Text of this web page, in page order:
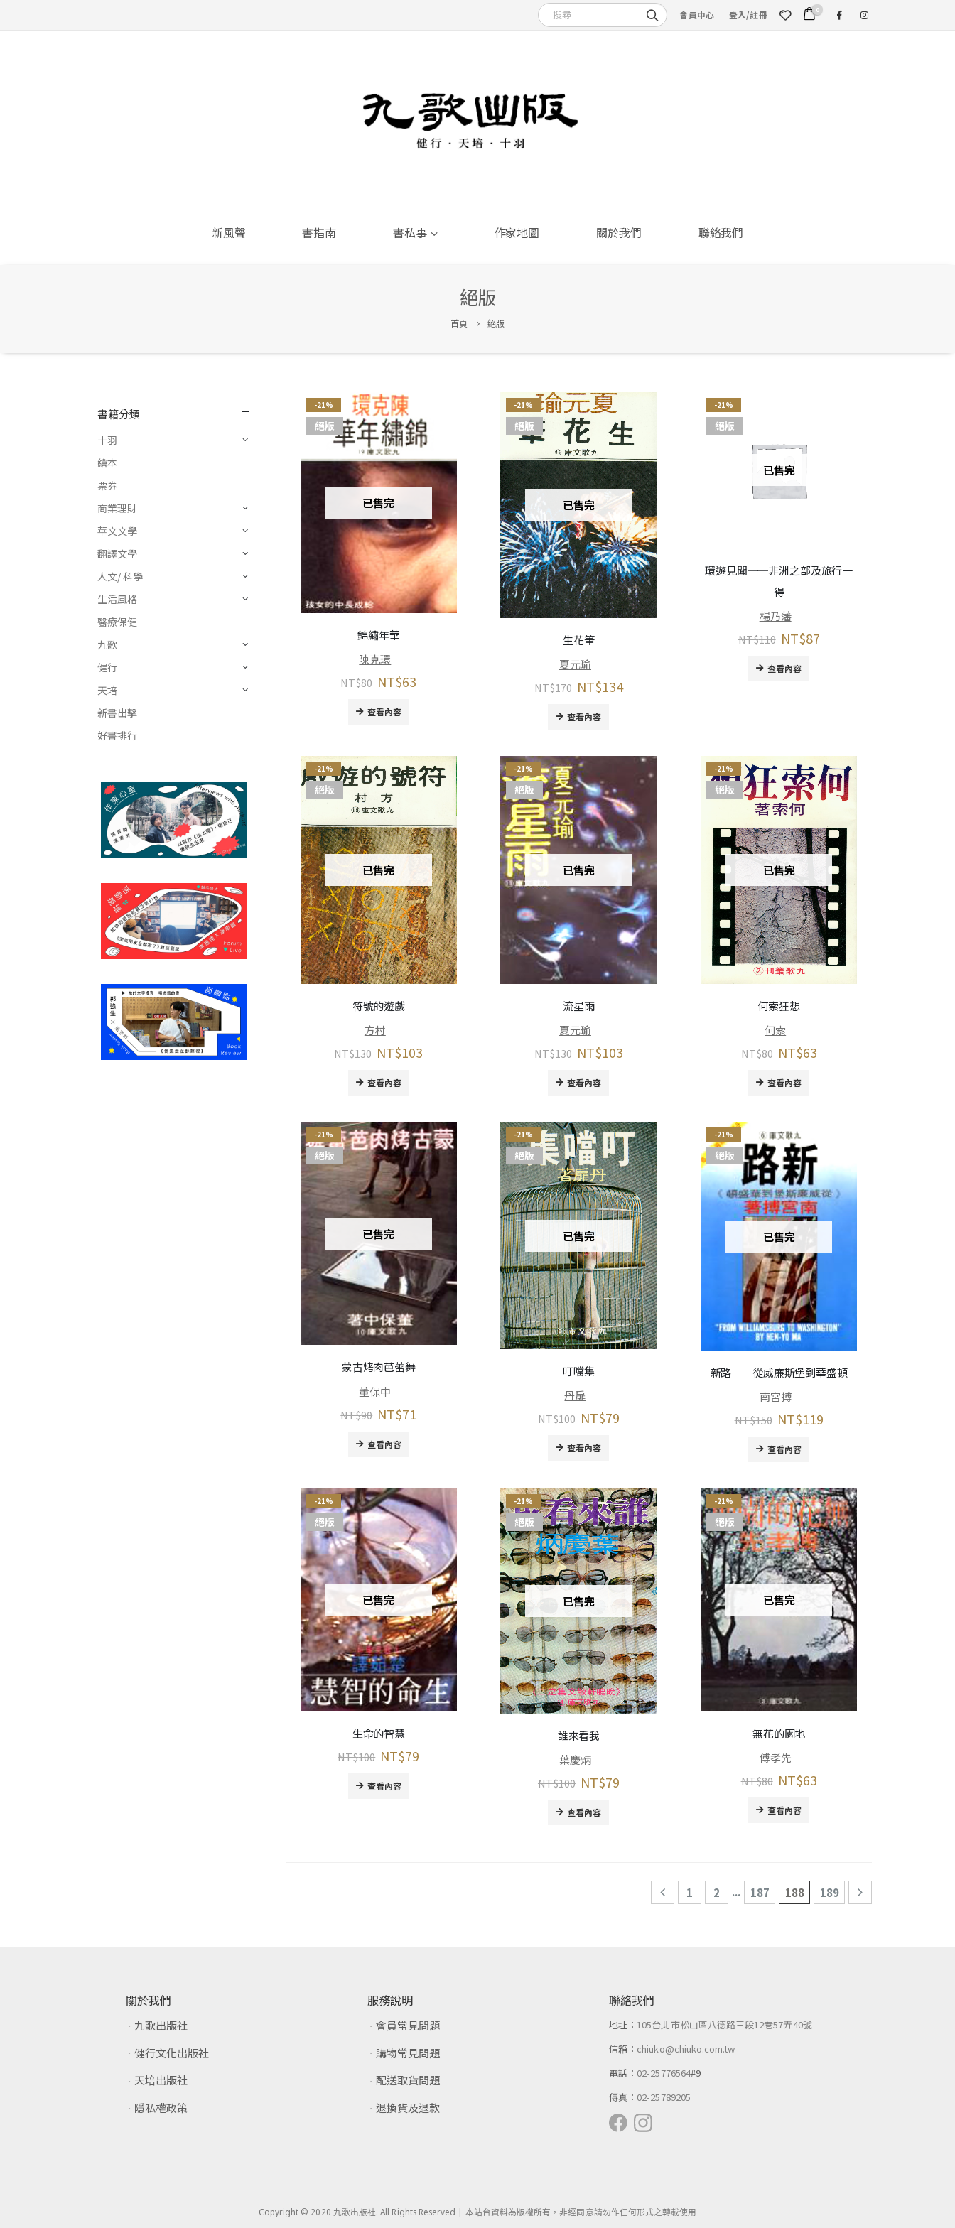
會員中心 登入/註冊 0
新風聲 書指南 書私事 作家地圖 關於我們 聯絡我們
絕版
首頁 絕版
-21%
已售完
絕版
錦繡年華
陳克環
NT$80 NT$63
查看內容
-21%
已售完
絕版
生花筆
夏元瑜
NT$170 NT$134
查看內容
-21%
已售完
絕版
環遊見聞──非洲之部及旅行一
得
楊乃藩
NT$110 NT$87
查看內容
-21%
已售完
絕版
符號的遊戲
方村
NT$130 NT$103
查看內容
-21%
已售完
絕版
流星雨
夏元瑜
NT$130 NT$103
查看內容
-21%
已售完
絕版
何索狂想
何索
NT$80 NT$63
查看內容
-21%
已售完
絕版
蒙古烤肉芭蕾舞
董保中
NT$90 NT$71
查看內容
-21%
已售完
絕版
叮噹集
丹扉
NT$100 NT$79
查看內容
-21%
已售完
絕版
新路──從威廉斯堡到華盛頓
南宮搏
NT$150 NT$119
查看內容
-21%
已售完
絕版
生命的智慧
NT$100 NT$79
查看內容
-21%
已售完
絕版
誰來看我
葉慶炳
NT$100 NT$79
查看內容
-21%
已售完
絕版
無花的園地
傅孝先
NT$80 NT$63
查看內容
1 2 ... 187 188 189
書籍分類
十羽
繪本
票券
商業理財
華文文學
翻譯文學
人文/ 科學
生活風格
醫療保健
九歌
健行
天培
新書出擊
好書排行
關於我們
九歌出版社
健行文化出版社
天培出版社
隱私權政策
服務說明
會員常見問題
購物常見問題
配送取貨問題
退換貨及退款
聯絡我們
地址：105台北市松山區八德路三段12巷57弄40號
信箱： chiuko@chiuko.com.tw
電話： 02-25776564#9
傳真： 02-25789205
Copyright © 2020 九歌出版社. All Rights Reserved | 本站台資料為版權所有，非經同意請勿作任何形式之轉載使用